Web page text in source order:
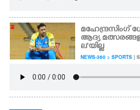
മഹേന്ദ്രസിംഗ്
ആദ്യ
ല'യില്ല
NEWS-360 > SPORTS |